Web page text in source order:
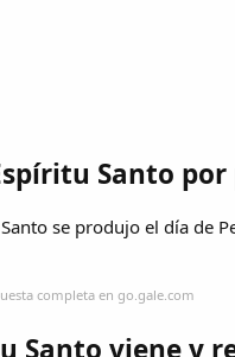
Santo
se produjo el día de
completa en go.gale.com
Santo viene y